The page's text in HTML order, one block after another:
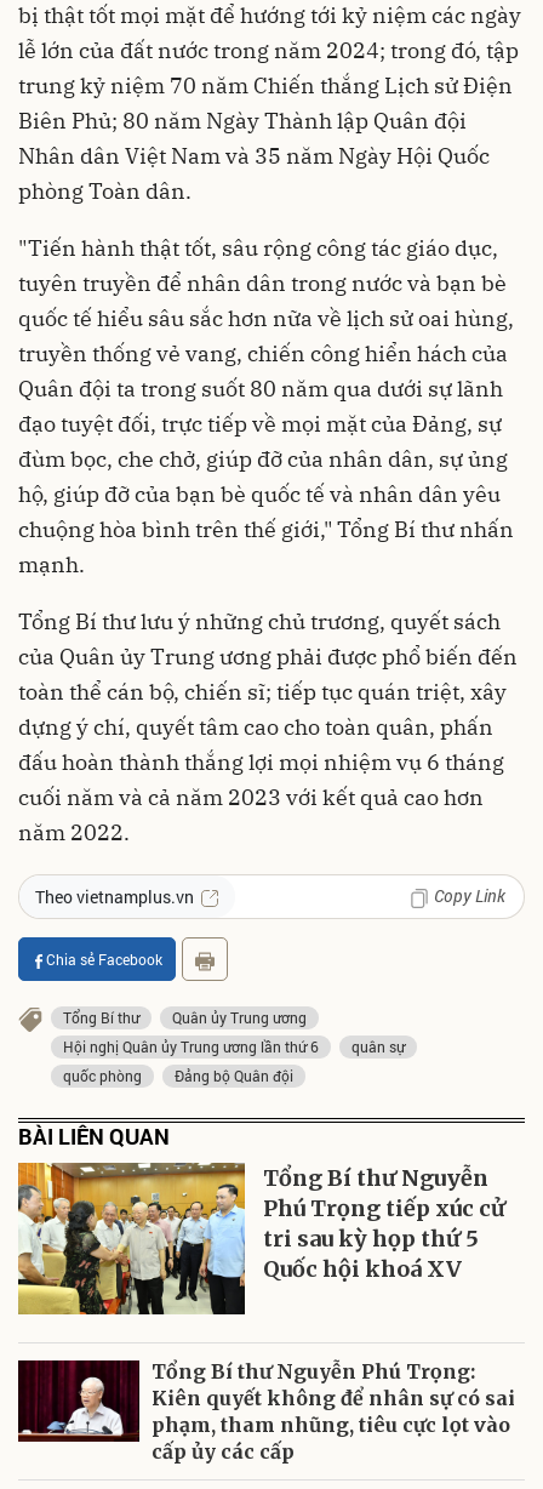
bị thật tốt mọi mặt để hướng tới kỷ niệm các ngày
lễ lớn của đất nước trong năm 2024; trong đó, tập
trung kỷ niệm 70 năm Chiến thắng Lịch sử Điện
Biên Phủ; 80 năm Ngày Thành lập Quân đội
Nhân dân Việt Nam và 35 năm Ngày Hội Quốc
phòng Toàn dân.
"Tiến hành thật tốt, sâu rộng công tác giáo dục,
tuyên truyền để nhân dân trong nước và bạn bè
quốc tế hiểu sâu sắc hơn nữa về lịch sử oai hùng,
truyền thống vẻ vang, chiến công hiển hách của
Quân đội ta trong suốt 80 năm qua dưới sự lãnh
đạo tuyệt đối, trực tiếp về mọi mặt của Đảng, sự
đùm bọc, che chở, giúp đỡ của nhân dân, sự ủng
hộ, giúp đỡ của bạn bè quốc tế và nhân dân yêu
chuộng hòa bình trên thế giới," Tổng Bí thư nhấn
mạnh.
Tổng Bí thư lưu ý những chủ trương, quyết sách
của Quân ủy Trung ương phải được phổ biến đến
toàn thể cán bộ, chiến sĩ; tiếp tục quán triệt, xây
dựng ý chí, quyết tâm cao cho toàn quân, phấn
đấu hoàn thành thắng lợi mọi nhiệm vụ 6 tháng
cuối năm và cả năm 2023 với kết quả cao hơn
năm 2022.
Theo vietnamplus.vn Copy Link
Chia sẻ Facebook
Tổng Bí thư
Quân ủy Trung ương
Hội nghị Quân ủy Trung ương lần thứ 6
quân sự
quốc phòng
Đảng bộ Quân đội
BÀI LIÊN QUAN
Tổng Bí thư Nguyễn
Phú Trọng tiếp xúc cử
tri sau kỳ họp thứ 5
Quốc hội khoá XV
Tổng Bí thư Nguyễn Phú Trọng:
Kiên quyết không để nhân sự có sai
phạm, tham nhũng, tiêu cực lọt vào
cấp ủy các cấp